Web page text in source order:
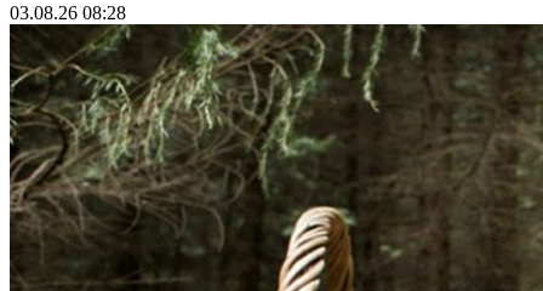
03.08.26 08:28